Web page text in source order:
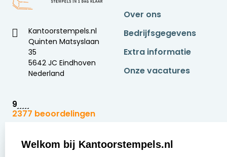
Kantoorstempels.nl
Quinten Matsyslaan
35
5642 JC Eindhoven
Nederland
9
2377 beoordelingen
Over ons
Bedrijfsgegevens
Extra informatie
Onze vacatures
Zakelijk: Klantenservice:
Welkom bij Kantoorstempels.nl